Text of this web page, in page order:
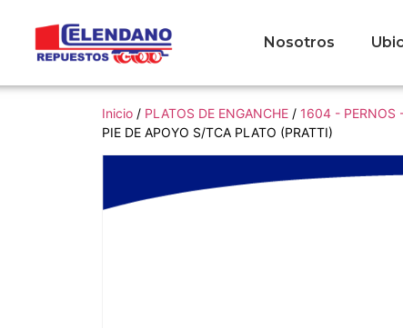
Nosotros
Inicio / PLATOS DE ENGANCHE / 1604 - PERNOS
PIE DE APOYO S/TCA PLATO (PRATTI)